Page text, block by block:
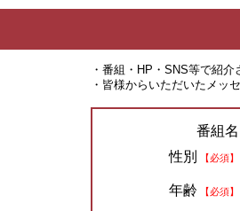
・番組・HP・SNS等で紹
・皆様からいただいたメッ
番組名
性別
【必須】
年齢 【必須】